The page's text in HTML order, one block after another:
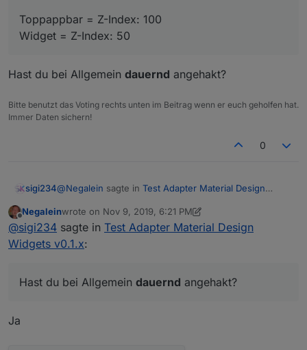
Toppappbar = Z-Index: 100
Widget = Z-Index: 50
Hast du bei Allgemein dauernd angehakt?
Bitte benutzt das Voting rechts unten im Beitrag wenn er euch geholfen hat.
Immer Daten sichern!
0
sigi234@Negalein sagte in Test Adapter Material Design
@Scrounger
An was könnte es liegen, dass manche Widget
Toppappbar = Z-Index: 100
Hast du bei Allgemein
Offline
Negaleinwrote on Nov 9, 2019, 6:21 PM
last edited by NegaleinNov 9, 2019, 7:33 PM
@sigi234 sagte in Test Adapter Material Design
Widgets v0.1.x:
Hast du bei Allgemein dauernd angehakt?
Ja